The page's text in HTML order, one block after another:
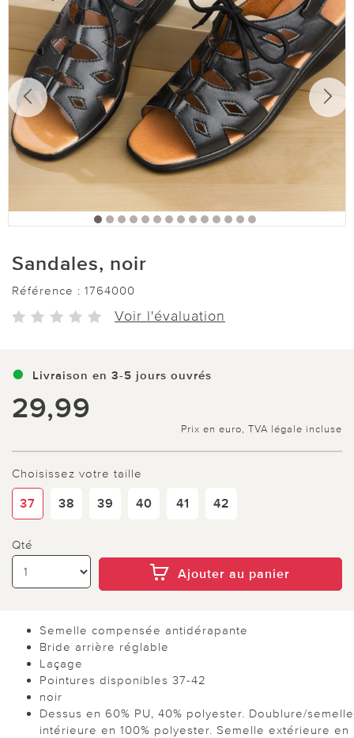
Sandales, noir
Référence : 1764000
Voir l'évaluation
Livraison en 3-5 jours ouvrés
29,99
Prix en euro, TVA légale incluse
Choisissez votre taille
37 38 39 40 41 42
Qté
Ajouter au panier
Semelle compensée antidérapante
Bride arrière réglable
Laçage
Pointures disponibles 37-42
noir
Dessus en 60% PU, 40% polyester. Doublure/semelle
intérieure en 100% polyester. Semelle extérieure en